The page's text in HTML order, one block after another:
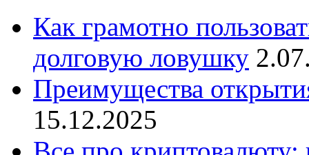
Как грамотно
долговую ловушку
Преимущества
15.12.2025